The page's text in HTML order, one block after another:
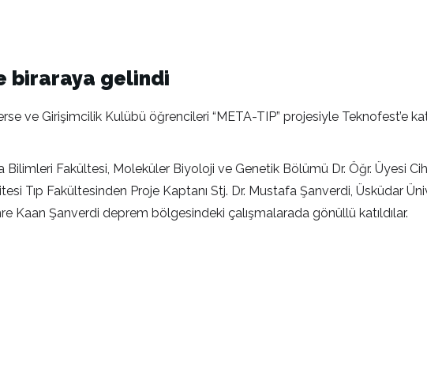
biraraya gelindi
ve Girişimcilik Kulübü öğrencileri “META-TIP” projesiyle Teknofest’e
Fakültesi, Moleküler Biyoloji ve Genetik Bölümü Dr. Öğr. Üyesi
Tıp Fakültesinden Proje Kaptanı Stj. Dr. Mustafa Şanverdi, Üsküdar
Kaan Şanverdi deprem bölgesindeki çalışmalarada gönüllü katıldılar.